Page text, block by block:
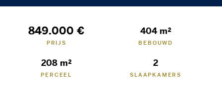
849.000 €
PRIJS
404 m²
BEBOUWD
208 m²
PERCEEL
2
SLAAPKAMERS